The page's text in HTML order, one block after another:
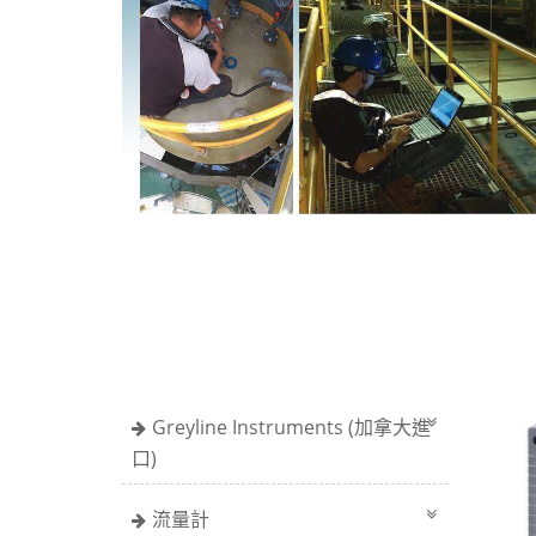
Greyline Instruments (加拿大進
口)
流量計